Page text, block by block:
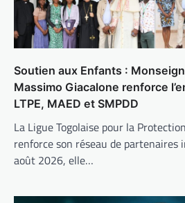
Soutien aux Enfants :
Massimo Giacalone renforce
LTPE, MAED et SMPDD
La Ligue Togolaise pour la
renforce son réseau de partenaires
août 2026, elle…